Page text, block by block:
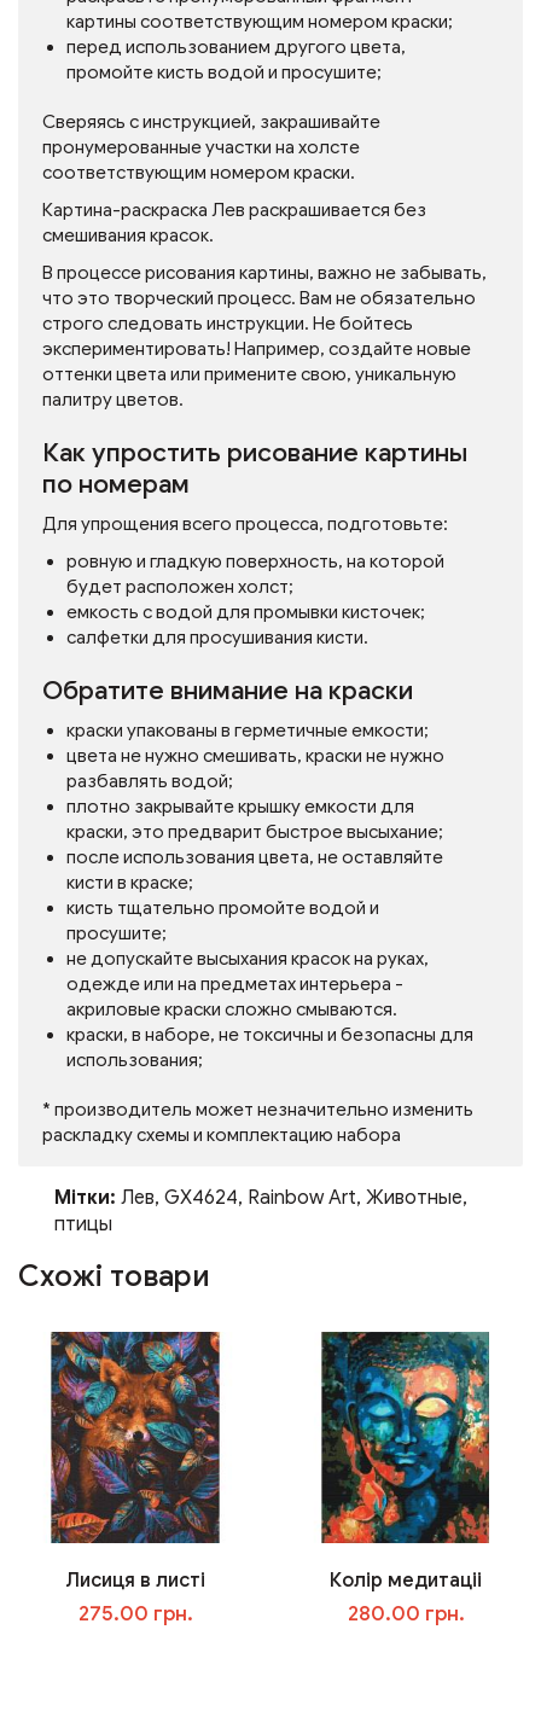
картины соответствующим номером краски;
перед использованием другого цвета,
промойте кисть водой и просушите;
Сверяясь с инструкцией, закрашивайте
пронумерованные участки на холсте
соответствующим номером краски.
Картина-раскраска Лев раскрашивается без
смешивания красок.
В процессе рисования картины, важно не забывать,
что это творческий процесс. Вам не обязательно
строго следовать инструкции. Не бойтесь
экспериментировать! Например, создайте новые
оттенки цвета или примените свою, уникальную
палитру цветов.
Как упростить рисование картины
по номерам
Для упрощения всего процесса, подготовьте:
ровную и гладкую поверхность, на которой
будет расположен холст;
емкость с водой для промывки кисточек;
салфетки для просушивания кисти.
Обратите внимание на краски
краски упакованы в герметичные емкости;
цвета не нужно смешивать, краски не нужно
разбавлять водой;
плотно закрывайте крышку емкости для
краски, это предварит быстрое высыхание;
после использования цвета, не оставляйте
кисти в краске;
кисть тщательно промойте водой и
просушите;
не допускайте высыхания красок на руках,
одежде или на предметах интерьера -
акриловые краски сложно смываются.
краски, в наборе, не токсичны и безопасны для
использования;
* производитель может незначительно изменить
раскладку схемы и комплектацию набора
Мітки: Лев, GX4624, Rainbow Art, Животные,
птицы
Схожі товари
Лисиця в листі
275.00 грн.
Колір медитаціі
280.00 грн.